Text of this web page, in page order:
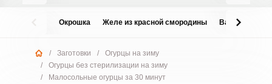
Окрошка Желе из красной смородины Варенье из
/ Заготовки /
Огурцы на зиму
/
Огурцы без стерилизации на зиму
/
Малосольные огурцы за 30 минут